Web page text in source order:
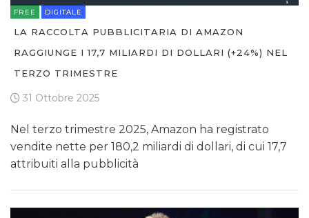
FREE DIGITALE
LA RACCOLTA PUBBLICITARIA DI AMAZON
RAGGIUNGE I 17,7 MILIARDI DI DOLLARI (+24%) NEL
TERZO TRIMESTRE
31 Ottobre 2025
Nel terzo trimestre 2025, Amazon ha registrato
vendite nette per 180,2 miliardi di dollari, di cui 17,7
attribuiti alla pubblicità